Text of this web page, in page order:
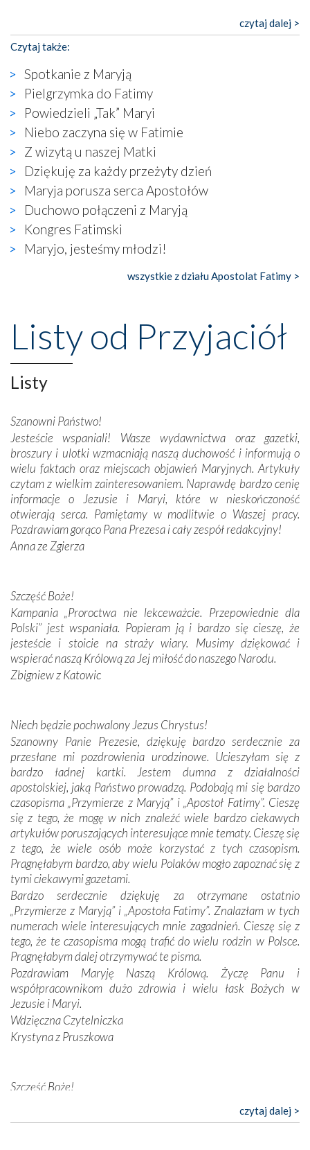
katolickiego kultu. Tylko co wspólnego z żywą,
autentyczną wiarą mogą mieć płaskie, szare bunkry albo
kaplice, w których Tabernakulum przypomina bardziej
skrzynkę na narzędzia? Albo co powiedzieć o ustawionym
tuż przy nowej bazylice wielkim krzyżu, na którym
zamiast Chrystusa umieszczono dziwaczną postać jakby
wyjętą ze starożytnych hieroglifów? W kulturowym
kontekście naszych czasów to raczej karykatura niż godny
wizerunek Zbawiciela…
Zatem nawet w bezpośrednim otoczeniu sanktuarium
naocznie przekonaliśmy się, że wewnątrz Kościoła toczy
się ogromna walka o kształt katolicyzmu i o serca
wierzących. Do czego to zmaganie może prowadzić,
widzieliśmy w urokliwym, niewielkim mieście Obidos,
gdzie w miejscu dawnego kościoła działa dzisiaj…
księgarnia.
Nasze pielgrzymkowe wyprawy, których celem były
wznoszono na chwałę Bożą, na przykład – w podzięce za
Opatrznościową pomoc w wygranej bitwie o
niepodległość kraju. Zachwyt budziła potężna, a zarazem
misterna architektura tych monumentalnych dzieł,
wspaniałe zdobienia, dbałość ich twórców o detale,
budowniczych.
Podążyliśmy też śladami fatimskich wizjonerów – Łucji
dos Santos oraz świętych Hiacynty i Franciszka Marto.
Modliliśmy się przy ich grobach. Odprawiliśmy Drogę
Krzyżową w ich rodzinnych stronach, odwiedziliśmy
domy, w których żyli.
W miejscu objawień Matki Bożej zapaliliśmy świece
Podczas tej kilkudniowej wyprawy na każdym kroku
spotykaliśmy się z serdeczną otwartością
Portugalczyków. Podziwialiśmy ich ludową sztukę i
zwyczaje. Mimo że nasze kraje są od siebie bardzo
oddalone, w żaden sposób nie czuliśmy się obco.
Sprawiła to oczywiście sama Matka Boża, ale też
kulturowa bliskość biorąca swój początek w naszej
mieliśmy okazję przekonać się, że Maryja swoją opieką
otacza nie tylko nasz naród, lecz wszystkie nacje, które
się Jej ufnie oddają, a także każdą osobę, która zawierza
Jej siebie oraz swych bliskich.
Dzieje Portugalii to również historia wierności Bogu i
odstępstw, także w życiu władców. Trudne momenty w
wymiarze tak osobistym, jak i zbiorowym, przypominają o
konieczności ciągłego zabiegania o własną duszę i o łaskę
Opatrzności. Wierność przynosi pomyślność –
przynajmniej w życiu duchowym. Odstępstwo owocuje
nieszczęściem i śmiercią. Te uniwersalne prawdy
przychodziły na myśl, gdy słuchaliśmy opowieści
przewodników o portugalskich monarchach i wodzach,
zwycięskich bitwach i nieszczęśliwych losach grzesznych
kochanków.
Byli tym razem pośród Apostołów Fatimy reprezentanci
każdego spośród żyjących pokoleń. Najmłodszy uczestnik
liczył sobie 13 lat, zaś senior, pan Zdzisław – już 94.
Całe życie marzyłem, by tu przyjechać
Nasza pielgrzymka nie byłaby tak bogata w duchową treść
Oprócz zapewnienia nam możliwości codziennego
czytaj dalej >
Czytaj także:
Spotkanie z Maryją
Pielgrzymka do Fatimy
Powiedzieli „Tak” Maryi
Niebo zaczyna się w Fatimie
Z wizytą u naszej Matki
Dziękuję za każdy przeżyty dzień
Maryja porusza serca Apostołów
Duchowo połączeni z Maryją
Kongres Fatimski
Maryjo, jesteśmy młodzi!
wszystkie z działu Apostolat Fatimy >
Listy od Przyjaciół
Listy
Szanowni Państwo!
Jesteście wspaniali! Wasze wydawnictwa oraz gazetki,
broszury i ulotki wzmacniają naszą duchowość i informują o
wielu faktach oraz miejscach objawień Maryjnych. Artykuły
czytam z wielkim zainteresowaniem. Naprawdę bardzo cenię
informacje o Jezusie i Maryi, które w nieskończoność
otwierają serca. Pamiętamy w modlitwie o Waszej pracy.
Pozdrawiam gorąco Pana Prezesa i cały zespół redakcyjny!
Anna ze Zgierza
Szczęść Boże!
Kampania „Proroctwa nie lekceważcie. Przepowiednie dla
Polski” jest wspaniała. Popieram ją i bardzo się cieszę, że
jesteście i stoicie na straży wiary. Musimy dziękować i
wspierać naszą Królową za Jej miłość do naszego Narodu.
Zbigniew z Katowic
Niech będzie pochwalony Jezus Chrystus!
Szanowny Panie Prezesie, dziękuję bardzo serdecznie za
przesłane mi pozdrowienia urodzinowe. Ucieszyłam się z
bardzo ładnej kartki. Jestem dumna z działalności
apostolskiej, jaką Państwo prowadzą. Podobają mi się bardzo
czasopisma „Przymierze z Maryją” i „Apostoł Fatimy”. Cieszę
się z tego, że mogę w nich znaleźć wiele bardzo ciekawych
artykułów poruszających interesujące mnie tematy. Cieszę się
z tego, że wiele osób może korzystać z tych czasopism.
Pragnęłabym bardzo, aby wielu Polaków mogło zapoznać się z
tymi ciekawymi gazetami.
Bardzo serdecznie dziękuję za otrzymane ostatnio
„Przymierze z Maryją” i „Apostoła Fatimy”. Znalazłam w tych
numerach wiele interesujących mnie zagadnień. Cieszę się z
tego, że te czasopisma mogą trafić do wielu rodzin w Polsce.
Pragnęłabym dalej otrzymywać te pisma.
Pozdrawiam Maryję Naszą Królową. Życzę Panu i
współpracownikom dużo zdrowia i wielu łask Bożych w
Jezusie i Maryi.
Wdzięczna Czytelniczka
Krystyna z Pruszkowa
Szczęść Boże!
to pismo, które bardzo sobie cenię i szanuję. Redagujecie
czytaj dalej >